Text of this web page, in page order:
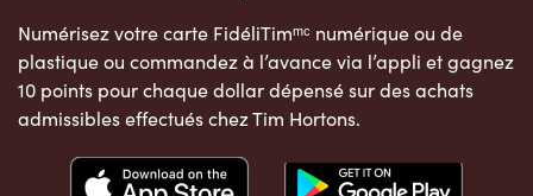
Numérisez votre carte FidéliTimᵐᶜ numérique ou de
plastique ou commandez à l’avance via l’appli et gagnez
10 points pour chaque dollar dépensé sur des achats
admissibles effectués chez Tim Hortons.